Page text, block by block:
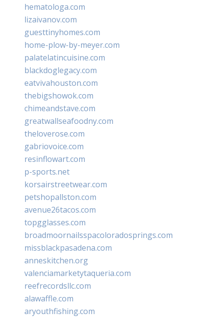
hematologa.com
lizaivanov.com
guesttinyhomes.com
home-plow-by-meyer.com
palatelatincuisine.com
blackdoglegacy.com
eatvivahouston.com
thebigshowok.com
chimeandstave.com
greatwallseafoodny.com
theloverose.com
gabriovoice.com
resinflowart.com
p-sports.net
korsairstreetwear.com
petshopallston.com
avenue26tacos.com
topgglasses.com
broadmoornailsspacoloradosprings.com
missblackpasadena.com
anneskitchen.org
valenciamarketytaqueria.com
reefrecordsllc.com
alawaffle.com
aryouthfishing.com